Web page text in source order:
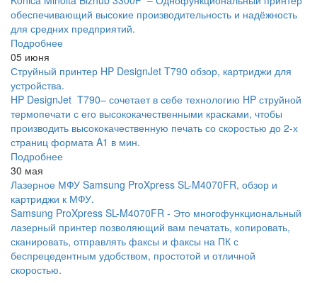
обеспечивающий высокие производительность и надёжность
для средних предприятий.
Подробнее
05 июня
Струйный принтер HP DesignJet T790 обзор, картриджи для
устройства.
HP DesignJet T790– сочетает в себе технологию HP струйной
термопечати с его высококачественными красками, чтобы
производить высококачественную печать со скоростью до 2-х
страниц формата A1 в мин.
Подробнее
30 мая
Лазерное МФУ Samsung ProXpress SL-M4070FR, обзор и
картриджи к МФУ.
Samsung ProXpress SL-M4070FR - Это многофункциональный
лазерный принтер позволяющий вам печатать, копировать,
сканировать, отправлять факсы и факсы на ПК с
беспрецедентным удобством, простотой и отличной
скоростью.